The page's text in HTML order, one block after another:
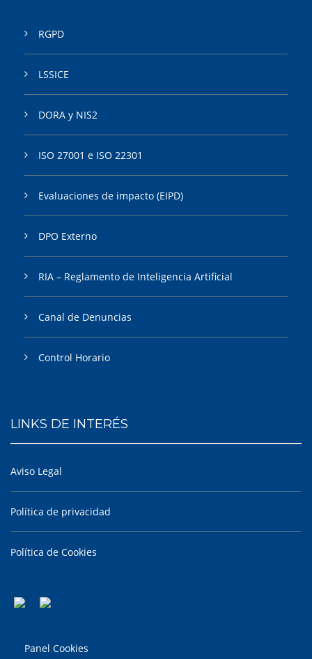
RGPD
LSSICE
DORA y NIS2
ISO 27001 e ISO 22301
Evaluaciones de impacto (EIPD)
DPO Externo
RIA – Reglamento de Inteligencia Artificial
Canal de Denuncias
Control Horario
LINKS DE INTERÉS
Aviso Legal
Política de privacidad
Política de Cookies
Panel Cookies